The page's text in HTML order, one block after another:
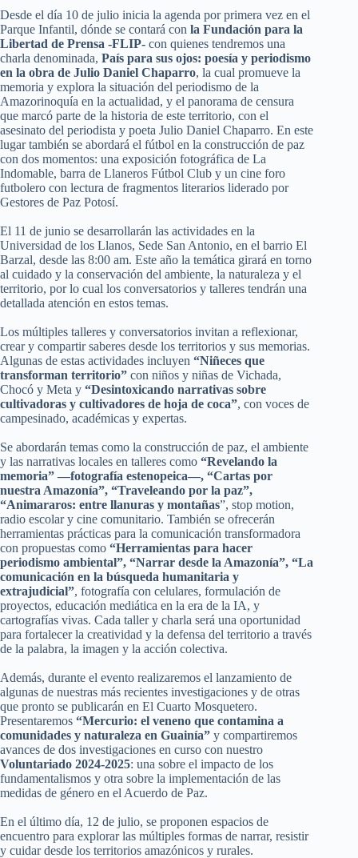
Desde el día 10 de julio inicia la agenda por primera vez en el
Parque Infantil, dónde se contará con la Fundación para la
Libertad de Prensa -FLIP- con quienes tendremos una
charla denominada, País para sus ojos: poesía y periodismo
en la obra de Julio Daniel Chaparro, la cual promueve la
memoria y explora la situación del periodismo de la
Amazorinoquía en la actualidad, y el panorama de censura
que marcó parte de la historia de este territorio, con el
asesinato del periodista y poeta Julio Daniel Chaparro. En este
lugar también se abordará el fútbol en la construcción de paz
con dos momentos: una exposición fotográfica de La
Indomable, barra de Llaneros Fútbol Club y un cine foro
futbolero con lectura de fragmentos literarios liderado por
Gestores de Paz Potosí.
El 11 de junio se desarrollarán las actividades en la
Universidad de los Llanos, Sede San Antonio, en el barrio El
Barzal, desde las 8:00 am. Este año la temática girará en torno
al cuidado y la conservación del ambiente, la naturaleza y el
territorio, por lo cual los conversatorios y talleres tendrán una
detallada atención en estos temas.
Los múltiples talleres y conversatorios invitan a reflexionar,
crear y compartir saberes desde los territorios y sus memorias.
Algunas de estas actividades incluyen “Niñeces que
transforman territorio” con niños y niñas de Vichada,
Chocó y Meta y “Desintoxicando narrativas sobre
cultivadoras y cultivadores de hoja de coca”, con voces de
campesinado, académicas y expertas.
Se abordarán temas como la construcción de paz, el ambiente
y las narrativas locales en talleres como “Revelando la
memoria” —fotografía estenopeica—, “Cartas por
nuestra Amazonía”, “Traveleando por la paz”,
“Animararos: entre llanuras y montañas”, stop motion,
radio escolar y cine comunitario. También se ofrecerán
herramientas prácticas para la comunicación transformadora
con propuestas como “Herramientas para hacer
periodismo ambiental”, “Narrar desde la Amazonía”, “La
comunicación en la búsqueda humanitaria y
extrajudicial”, fotografía con celulares, formulación de
proyectos, educación mediática en la era de la IA, y
cartografías vivas. Cada taller y charla será una oportunidad
para fortalecer la creatividad y la defensa del territorio a través
de la palabra, la imagen y la acción colectiva.
Además, durante el evento realizaremos el lanzamiento de
algunas de nuestras más recientes investigaciones y de otras
que pronto se publicarán en El Cuarto Mosquetero.
Presentaremos “Mercurio: el veneno que contamina a
comunidades y naturaleza en Guainía” y compartiremos
avances de dos investigaciones en curso con nuestro
Voluntariado 2024-2025: una sobre el impacto de los
fundamentalismos y otra sobre la implementación de las
medidas de género en el Acuerdo de Paz.
En el último día, 12 de julio, se proponen espacios de
encuentro para explorar las múltiples formas de narrar, resistir
y cuidar desde los territorios amazónicos y rurales.